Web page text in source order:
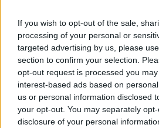
If you wish to opt-out of the sale,
processing of your personal or
targeted advertising by us, please
section to confirm your selection.
opt-out request is processed you
interest-based ads based on
us or personal information disclosed
your opt-out. You may separately
disclosure of your personal
biglietti
Le informazioni sui biglietti
questa
Partite
2025 Italia 5-0